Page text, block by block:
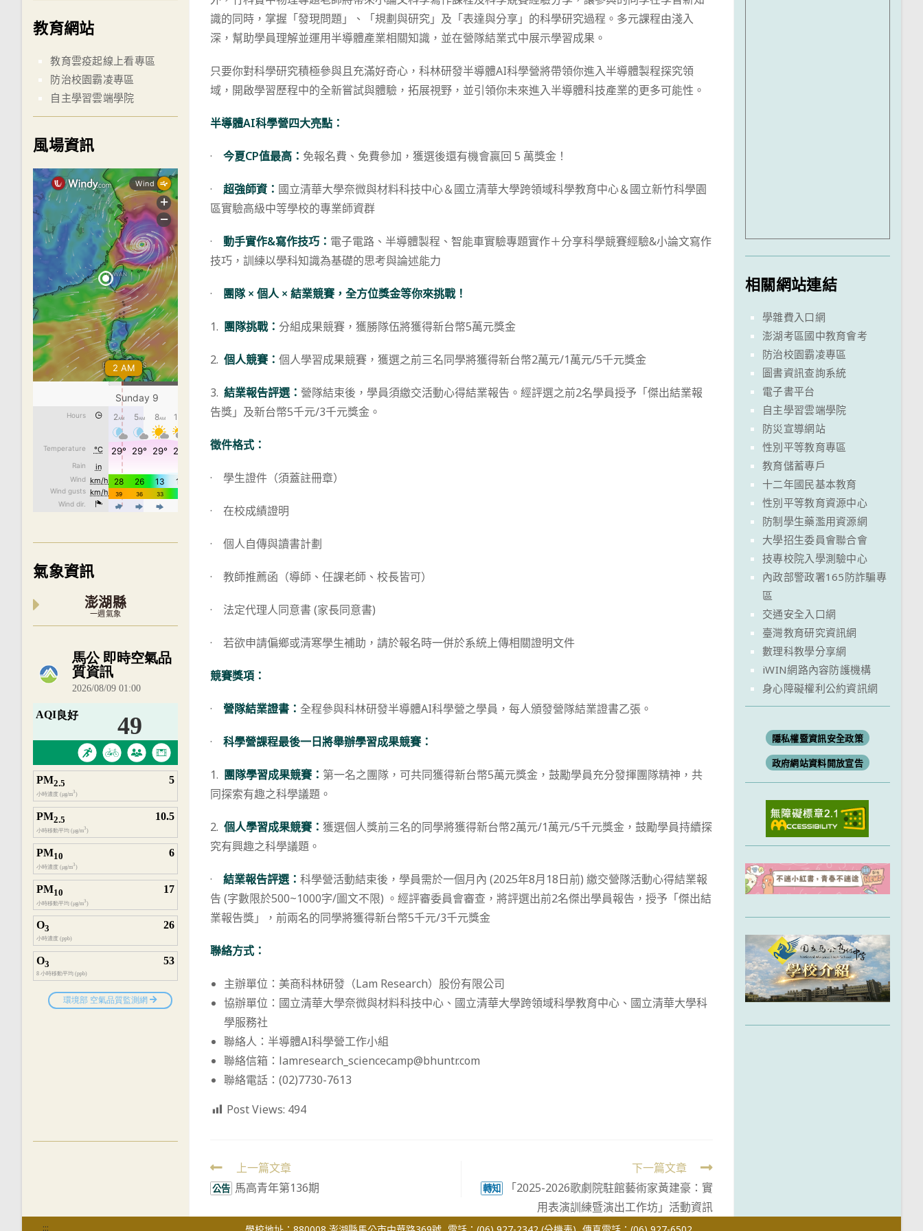
識的同時，掌握「發現問題」、「規劃與研究」及「表達與分享」的科學研究過程。多元課程由淺入
深，幫助學員理解並運用半導體產業相關知識，並在營隊結業式中展示學習成果。
只要你對科學研究積極參與且充滿好奇心，科林研發半導體AI科學營將帶領你進入半導體製程探究領
域，開啟學習歷程中的全新嘗試與體驗，拓展視野，並引領你未來進入半導體科技產業的更多可能性。
半導體AI科學營四大亮點：
·今夏CP值最高： 免報名費、免費參加，獲選後還有機會贏回 5 萬獎金！
·超強師資： 國立清華大學奈微與材料科技中心＆國立清華大學跨領域科學教育中心＆國立新竹科學園
區實驗高級中等學校的專業師資群
·動手實作&寫作技巧： 電子電路、半導體製程、智能車實驗專題實作＋分享科學競賽經驗&小論文寫作
技巧，訓練以學科知識為基礎的思考與論述能力
· 團隊 × 個人 × 結業競賽，全方位獎金等你來挑戰！
1. 團隊挑戰：分組成果競賽，獲勝隊伍將獲得新台幣5萬元獎金
2.個人競賽：個人學習成果競賽，獲選之前三名同學將獲得新台幣2萬元/1萬元/5千元獎金
3.結業報告評選： 營隊結束後，學員須繳交活動心得結業報告。經評選之前2名學員授予「傑出結業報
告獎」及新台幣5千元/3千元獎金。
徵件格式：
· 學生證件（須蓋註冊章）
· 在校成績證明
· 個人自傳與讀書計劃
· 教師推薦函（導師、任課老師、校長皆可）
· 法定代理人同意書 (家長同意書)
· 若欲申請偏鄉或清寒學生補助，請於報名時一併於系統上傳相關證明文件
競賽獎項：
·營隊結業證書： 全程參與科林研發半導體AI科學營之學員，每人頒發營隊結業證書乙張。
·科學營課程最後一日將舉辦學習成果競賽：
1. 團隊學習成果競賽： 第一名之團隊，可共同獲得新台幣5萬元獎金，鼓勵學員充分發揮團隊精神，共
同探索有趣之科學議題。
2.個人學習成果競賽：獲選個人獎前三名的同學將獲得新台幣2萬元/1萬元/5千元獎金，鼓勵學員持續探
究有興趣之科學議題。
·結業報告評選：科學營活動結束後，學員需於一個月內 (2025年8月18日前) 繳交營隊活動心得結業報
告 (字數限於500~1000字/圖文不限) 。經評審委員會審查，將評選出前2名傑出學員報告，授予「傑出結
業報告獎」，前兩名的同學將獲得新台幣5千元/3千元獎金
聯絡方式：
主辦單位：美商科林研發（Lam Research）股份有限公司
協辦單位：國立清華大學奈微與材料科技中心、國立清華大學跨領域科學教育中心、國立清華大學科
學服務社
聯絡人：半導體AI科學營工作小組
聯絡信箱：lamresearch_sciencecamp@bhuntr.com
聯絡電話：(02)7730-7613
Post Views: 494
Read
more
articles
上一篇文章
公告 馬高青年第136期
下一篇文章
轉知
「2025-2026歌劇院駐館藝術家黃建豪：實
用表演訓練暨演出工作坊」活動資訊
教育網站
教育雲疫起線上看專區
防治校園霸凌專區
自主學習雲端學院
風場資訊
氣象資訊
澎湖縣
一週氣象
內嵌空氣品質小工具為視覺預覽，完整即時空氣品質資料請開啟
相關網站連結
學雜費入口網
澎湖考區國中教育會考
防治校園霸凌專區
圖書資訊查詢系統
電子書平台
自主學習雲端學院
防災宣導網站
性別平等教育專區
教育儲蓄專戶
十二年國民基本教育
性別平等教育資源中心
防制學生藥濫用資源網
大學招生委員會聯合會
技專校院入學測驗中心
內政部警政署165防詐騙專
區
交通安全入口網
臺灣教育研究資訊網
數理科教學分享網
iWIN網路內容防護機構
身心障礙權利公約資訊網
隱私權暨資訊安全政策
政府網站資料開放宣告
:::